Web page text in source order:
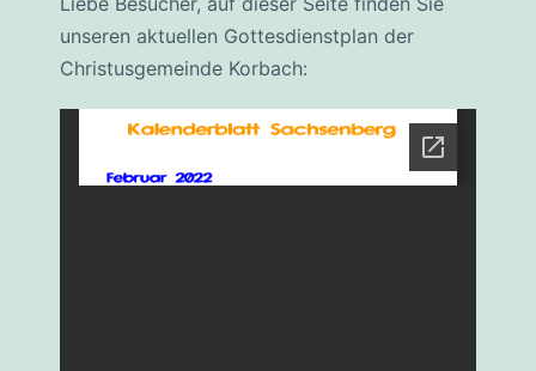
unseren aktuellen Gottesdienstplan der
Christusgemeinde Korbach: